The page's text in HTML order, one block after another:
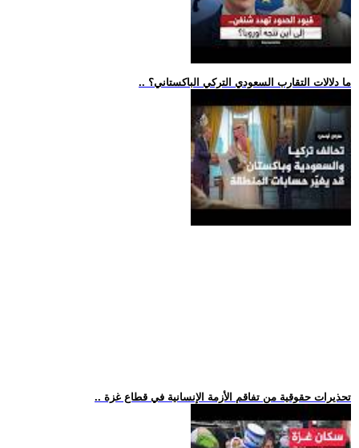
.. ما دلالات التقارب السعودي التركي الباكستاني؟
.. تحذيرات حقوقية من تفاقم الأزمة الإنسانية في قطاع غزة